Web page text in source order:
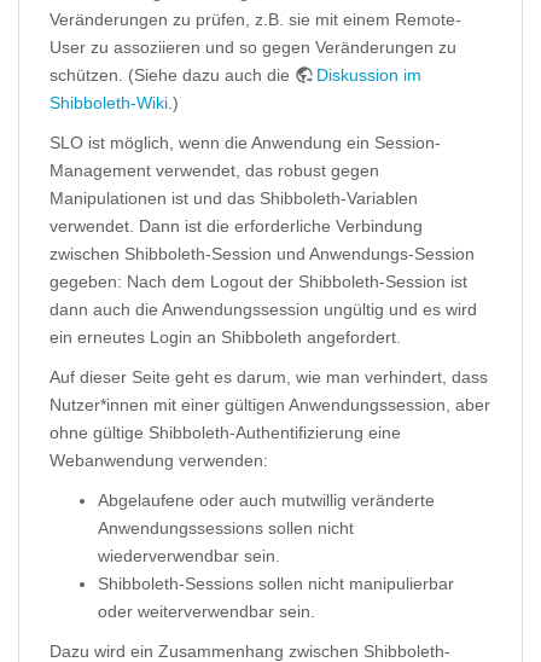
Veränderungen zu prüfen, z.B. sie mit einem Remote-
User zu assoziieren und so gegen Veränderungen zu
schützen. (Siehe dazu auch die
Diskussion im
Shibboleth-Wiki .)
SLO ist möglich, wenn die Anwendung ein Session-
Management verwendet, das robust gegen
Manipulationen ist und das Shibboleth-Variablen
verwendet. Dann ist die erforderliche Verbindung
zwischen Shibboleth-Session und Anwendungs-Session
gegeben: Nach dem Logout der Shibboleth-Session ist
dann auch die Anwendungssession ungültig und es wird
ein erneutes Login an Shibboleth angefordert.
Auf dieser Seite geht es darum, wie man verhindert, dass
Nutzer*innen mit einer gültigen Anwendungssession, aber
ohne gültige Shibboleth-Authentifizierung eine
Webanwendung verwenden:
Abgelaufene oder auch mutwillig veränderte
Anwendungssessions sollen nicht
wiederverwendbar sein.
Shibboleth-Sessions sollen nicht manipulierbar
oder weiterverwendbar sein.
Dazu wird ein Zusammenhang zwischen Shibboleth-